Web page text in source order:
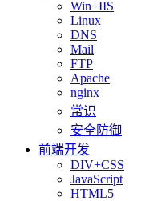
Win+IIS
Linux
DNS
Mail
FTP
Apache
nginx
常识
安全防御
前端开发
DIV+CSS
JavaScript
HTML5